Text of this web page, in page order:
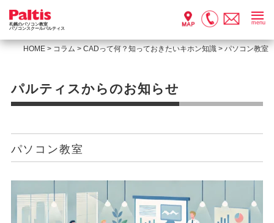
札幌のパソコン教室
パソコンスクールパルティス
menu
HOME > コラム >CADって何？知っておきたいキホン知識 >パソコン教室
パルティスからのお知らせ
パソコン教室